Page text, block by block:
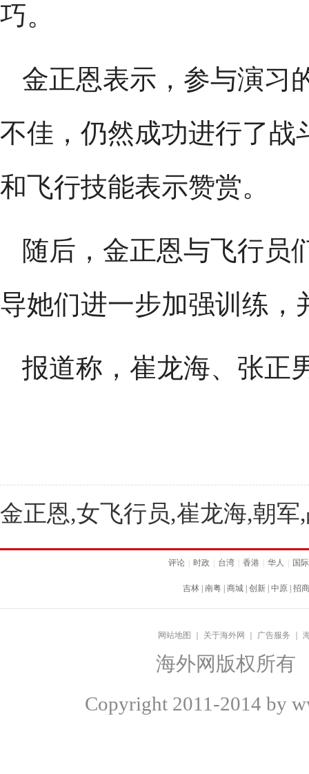
巧。
金正恩表示，参与演习
不佳，仍然成功进行了战
和飞行技能表示赞赏。
随后，金正恩与飞行员
导她们进一步加强训练，
报道称，崔龙海、张正
金正恩,女飞行员,崔龙海,朝军
评论 时政 台湾 香港 华人 国际
吉林 南粤 商城 创新 中原 招商
网站地图 关于海外网 广告服务
海外网版权所有
Copyright 2011-2014 by